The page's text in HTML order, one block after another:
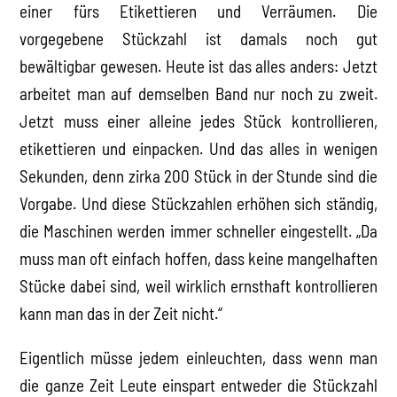
einer fürs Etikettieren und Verräumen. Die
vorgegebene Stückzahl ist damals noch gut
bewältigbar gewesen. Heute ist das alles anders: Jetzt
arbeitet man auf demselben Band nur noch zu zweit.
Jetzt muss einer alleine jedes Stück kontrollieren,
etikettieren und einpacken. Und das alles in wenigen
Sekunden, denn zirka 200 Stück in der Stunde sind die
Vorgabe. Und diese Stückzahlen erhöhen sich ständig,
die Maschinen werden immer schneller eingestellt. „Da
muss man oft einfach hoffen, dass keine mangelhaften
Stücke dabei sind, weil wirklich ernsthaft kontrollieren
kann man das in der Zeit nicht.“
Eigentlich müsse jedem einleuchten, dass wenn man
die ganze Zeit Leute einspart entweder die Stückzahl